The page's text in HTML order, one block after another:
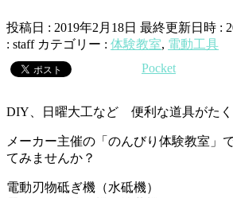
投稿日 : 2019年2月18日 最終更新日時 :
: staff カテゴリー : 体験教室, 電動工具
Pocket
DIY、日曜大工など 便利な道具がたく
メーカー主催の「のんびり体験教室
てみませんか？
電動刃物砥ぎ機（水砥機）